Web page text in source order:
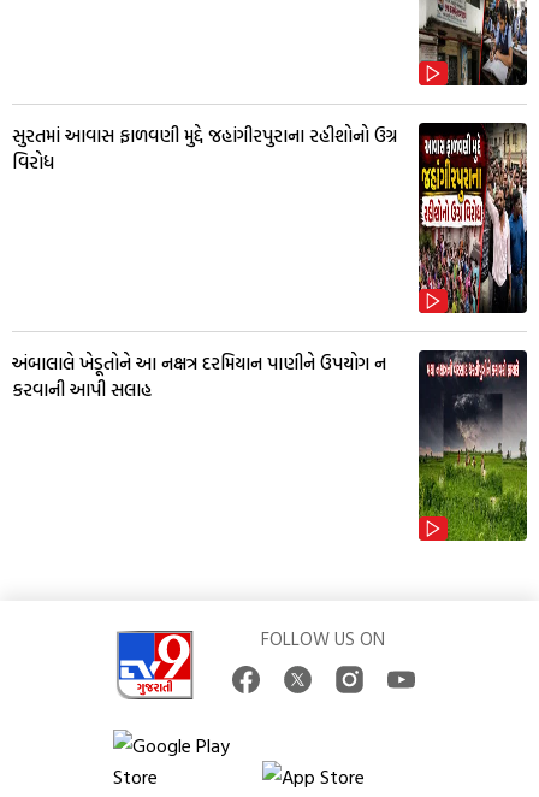
સુરતમાં આવાસ ફાળવણી મુદ્દે જહાંગીરપુરાના રહીશોનો ઉગ્ર
વિરોધ
અંબાલાલે ખેડૂતોને આ નક્ષત્ર દરમિયાન પાણીને ઉપયોગ ન
કરવાની આપી સલાહ
FOLLOW US ON